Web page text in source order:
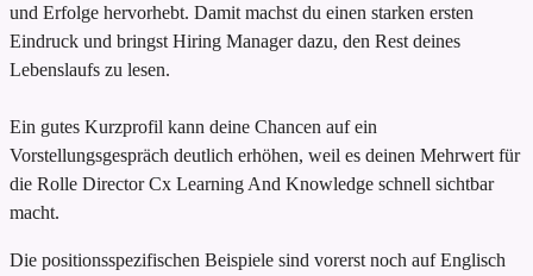
und Erfolge hervorhebt. Damit machst du einen starken ersten
Eindruck und bringst Hiring Manager dazu, den Rest deines
Lebenslaufs zu lesen.
Ein gutes Kurzprofil kann deine Chancen auf ein
Vorstellungsgespräch deutlich erhöhen, weil es deinen Mehrwert für
die Rolle Director Cx Learning And Knowledge schnell sichtbar
macht.
Die positionsspezifischen Beispiele sind vorerst noch auf Englisch